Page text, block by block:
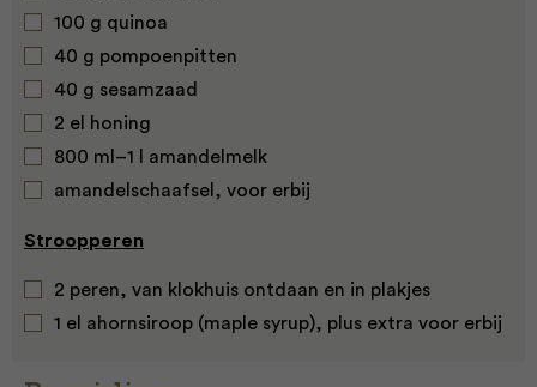
100 g quinoa
40 g pompoenpitten
40 g sesamzaad
2 el honing
800 ml–1 l amandelmelk
amandelschaafsel, voor erbij
Stroopperen
2 peren, van klokhuis ontdaan en in plakjes
1 el ahornsiroop (maple syrup), plus extra voor erbij